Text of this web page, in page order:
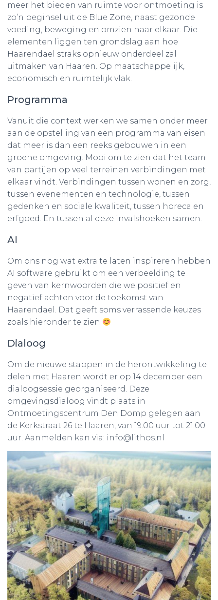
meer het bieden van ruimte voor ontmoeting is
zo’n beginsel uit de Blue Zone, naast gezonde
voeding, beweging en omzien naar elkaar. Die
elementen liggen ten grondslag aan hoe
Haarendael straks opnieuw onderdeel zal
uitmaken van Haaren. Op maatschappelijk,
economisch en ruimtelijk vlak.
Programma
Vanuit die context werken we samen onder meer
aan de opstelling van een programma van eisen
dat meer is dan een reeks gebouwen in een
groene omgeving. Mooi om te zien dat het team
van partijen op veel terreinen verbindingen met
elkaar vindt. Verbindingen tussen wonen en zorg,
tussen evenementen en technologie, tussen
gedenken en sociale kwaliteit, tussen horeca en
erfgoed. En tussen al deze invalshoeken samen.
AI
Om ons nog wat extra te laten inspireren hebben
AI software gebruikt om een verbeelding te
geven van kernwoorden die we positief en
negatief achten voor de toekomst van
Haarendael. Dat geeft soms verrassende keuzes
zoals hieronder te zien
Dialoog
Om de nieuwe stappen in de herontwikkeling te
delen met Haaren wordt er op 14 december een
dialoogsessie georganiseerd. Deze
omgevingsdialoog vindt plaats in
Ontmoetingscentrum Den Domp gelegen aan
de Kerkstraat 26 te Haaren, van 19.00 uur tot 21.00
uur. Aanmelden kan via: info@lithos.nl